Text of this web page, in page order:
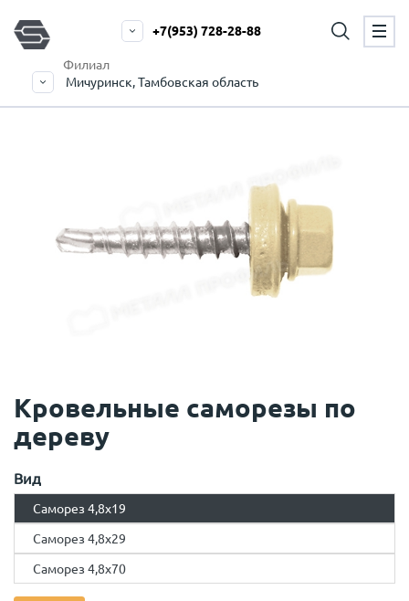
Филиал
Мичуринск, Тамбовская область
+7(953) 728-28-88
Кровельные саморезы по
дереву
Вид
Саморез 4,8х19
Саморез 4,8х29
Саморез 4,8х70